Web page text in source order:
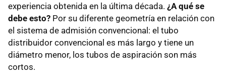
experiencia obtenida en la última década. ¿A qué se
debe esto? Por su diferente geometría en relación con
el sistema de admisión convencional: el tubo
distribuidor convencional es más largo y tiene un
diámetro menor, los tubos de aspiración son más
cortos.